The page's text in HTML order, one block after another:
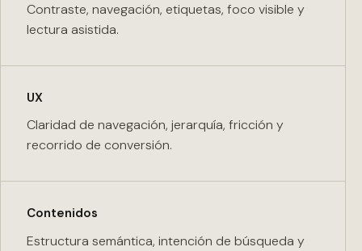
Contraste, navegación, etiquetas, foco visible y
lectura asistida.
UX
Claridad de navegación, jerarquía, fricción y
recorrido de conversión.
Contenidos
Estructura semántica, intención de búsqueda y